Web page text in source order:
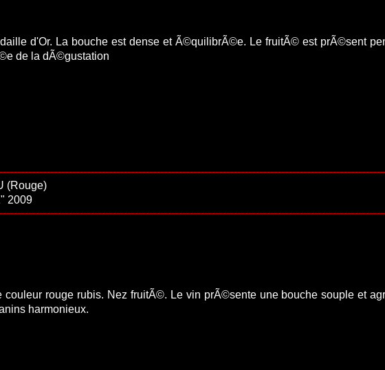
d'Or. La bouche est dense et Ã©quilibrÃ©e. Le fruitÃ© est prÃ©sent
de la dÃ©gustation
(Rouge)
2009
couleur rouge rubis. Nez fruitÃ©. Le vin prÃ©sente une bouche souple et
harmonieux.